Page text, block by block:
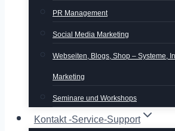
PR Management
Social Media Marketing
Webseiten, Blogs, Shop – Systeme,
Marketing
Seminare und Workshops
Kontakt -Service-Support